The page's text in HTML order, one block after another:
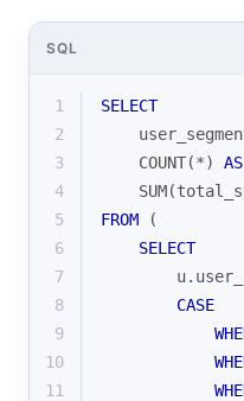
SQL
1
SELECT
2
3
COUNT(*) AS
4
SUM
5
FROM (
6
SELECT
7
8
CASE
9
10
11